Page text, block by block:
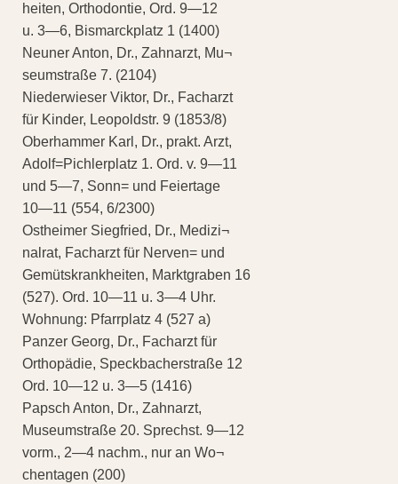
heiten, Orthodontie, Ord. 9—12
u. 3—6, Bismarckplatz 1 (1400)
Neuner Anton, Dr., Zahnarzt, Mu¬
seumstraße 7. (2104)
Niederwieser Viktor, Dr., Facharzt
für Kinder, Leopoldstr. 9 (1853/8)
Oberhammer Karl, Dr., prakt. Arzt,
Adolf=Pichlerplatz 1. Ord. v. 9—11
und 5—7, Sonn= und Feiertage
10—11 (554, 6/2300)
Ostheimer Siegfried, Dr., Medizi¬
nalrat, Facharzt für Nerven= und
Gemütskrankheiten, Marktgraben 16
(527). Ord. 10—11 u. 3—4 Uhr.
Wohnung: Pfarrplatz 4 (527 a)
Panzer Georg, Dr., Facharzt für
Orthopädie, Speckbacherstraße 12
Ord. 10—12 u. 3—5 (1416)
Papsch Anton, Dr., Zahnarzt,
Museumstraße 20. Sprechst. 9—12
vorm., 2—4 nachm., nur an Wo¬
chentagen (200)